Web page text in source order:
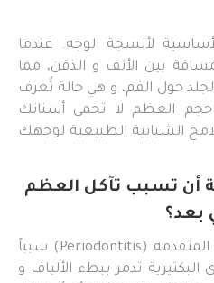
لأنسجة الوجه. عندما
بين الأنف و الذقن، مما
حول الفم، و هي حالة تُعرف
حجم العظم لا تحمي أسنانك
الشبابية الطبيعية لوجهك
أن تسبب تآكل العظم
بعد؟
بكل تأكيد. تُعد أمراض اللثة المتقدمة (Periodontitis) سبباً
تدمر ببطء الألياف و